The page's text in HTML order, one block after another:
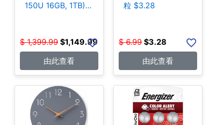
150U 16GB, 1TB)
$ 1,399.99 $1,149.99
由此查看
粒 $3.28
$ 6.99 $3.28
由此查看